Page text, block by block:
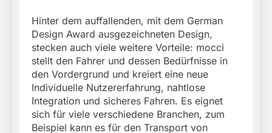
Hinter dem auffallenden, mit dem German
Design Award ausgezeichneten Design,
stecken auch viele weitere Vorteile: mocci
stellt den Fahrer und dessen Bedürfnisse in
den Vordergrund und kreiert eine neue
Individuelle Nutzererfahrung, nahtlose
Integration und sicheres Fahren. Es eignet
sich für viele verschiedene Branchen, zum
Beispiel kann es für den Transport von